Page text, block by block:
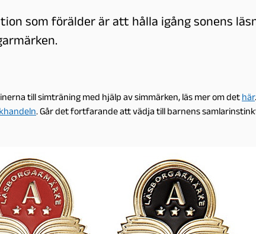
som förälder är att hålla igång sonens
till simträning med hjälp av simmärken, läs mer om det här
. Går det fortfarande att vädja till barnens